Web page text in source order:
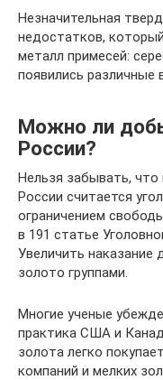
Незначительная
недостатков,
металл примесей:
появились различные
Можно ли
России?
Нельзя забывать,
России считается
ограничением
в 191 статье
Увеличить
золото группами.
Многие ученые
практика США и
золота легко
компаний и мелких